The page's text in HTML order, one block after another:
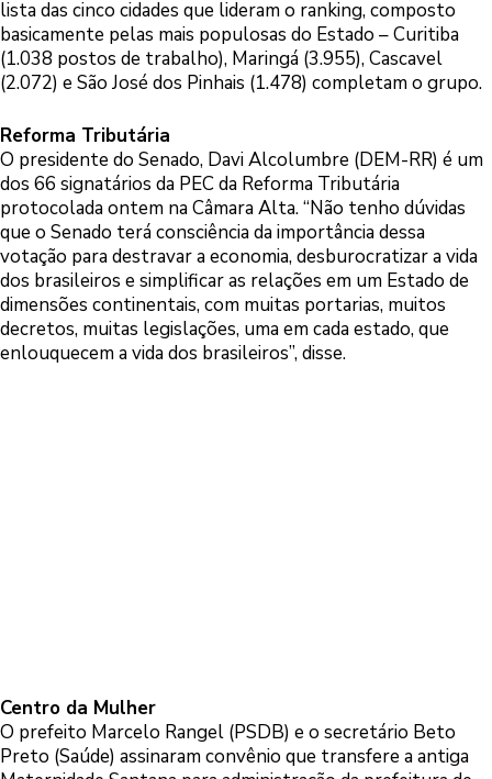
lista das cinco cidades que lideram o ranking, composto
basicamente pelas mais populosas do Estado – Curitiba
(1.038 postos de trabalho), Maringá (3.955), Cascavel
(2.072) e São José dos Pinhais (1.478) completam o grupo.
Reforma Tributária
O presidente do Senado, Davi Alcolumbre (DEM-RR) é um
dos 66 signatários da PEC da Reforma Tributária
protocolada ontem na Câmara Alta. “Não tenho dúvidas
que o Senado terá consciência da importância dessa
votação para destravar a economia, desburocratizar a vida
dos brasileiros e simplificar as relações em um Estado de
dimensões continentais, com muitas portarias, muitos
decretos, muitas legislações, uma em cada estado, que
enlouquecem a vida dos brasileiros”, disse.
Centro da Mulher
O prefeito Marcelo Rangel (PSDB) e o secretário Beto
Preto (Saúde) assinaram convênio que transfere a antiga